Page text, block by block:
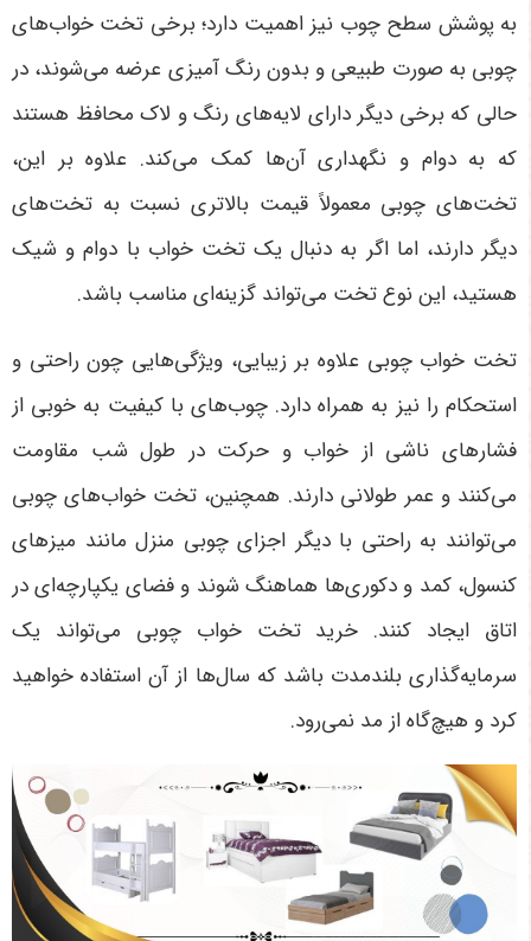
به پوشش سطح چوب نیز اهمیت دارد؛ برخی تخت خواب‌های
چوبی به صورت طبیعی و بدون رنگ آمیزی عرضه می‌شوند، در
حالی که برخی دیگر دارای لایه‌های رنگ و لاک محافظ هستند
که به دوام و نگهداری آن‌ها کمک می‌کند. علاوه بر این،
تخت‌های چوبی معمولاً قیمت بالاتری نسبت به تخت‌های
دیگر دارند، اما اگر به دنبال یک تخت خواب با دوام و شیک
هستید، این نوع تخت می‌تواند گزینه‌ای مناسب باشد.
تخت خواب چوبی علاوه بر زیبایی، ویژگی‌هایی چون راحتی و
استحکام را نیز به همراه دارد. چوب‌های با کیفیت به خوبی از
فشارهای ناشی از خواب و حرکت در طول شب مقاومت
می‌کنند و عمر طولانی دارند. همچنین، تخت خواب‌های چوبی
می‌توانند به راحتی با دیگر اجزای چوبی منزل مانند میزهای
کنسول، کمد و دکوری‌ها هماهنگ شوند و فضای یکپارچه‌ای در
اتاق ایجاد کنند. خرید تخت خواب چوبی می‌تواند یک
سرمایه‌گذاری بلندمدت باشد که سال‌ها از آن استفاده خواهید
کرد و هیچ‌گاه از مد نمی‌رود.